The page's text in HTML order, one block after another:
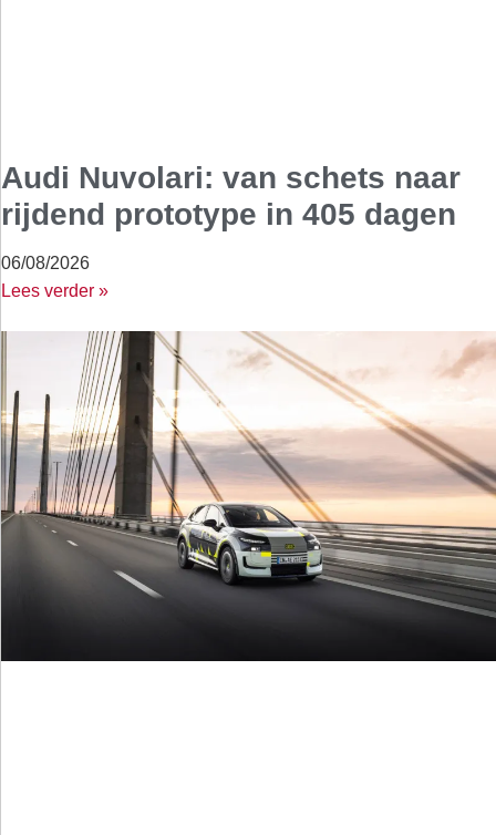
Audi Nuvolari: van schets naar
rijdend prototype in 405 dagen
06/08/2026
Lees verder »